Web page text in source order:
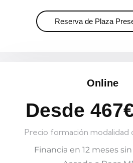
Reserva de Plaza
Online
Desde
Precio formación modalidad
Financia en 12 meses